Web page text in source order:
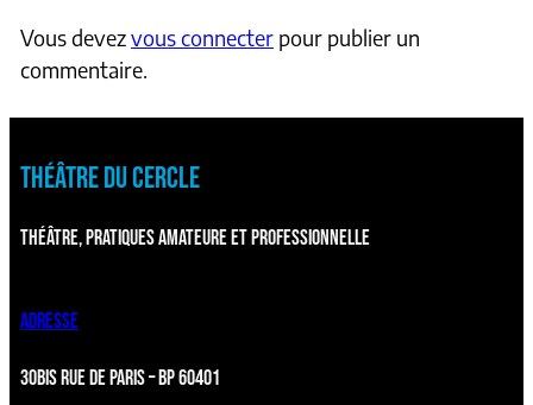
Vous devezvous connecterpour publier un
commentaire.
THÉÂTRE DU CERCLE
THÉÂTRE, PRATIQUES AMATEURE ET PROFESSIONNELLE
ADRESSE
30BIS RUE DE PARIS – BP 60401